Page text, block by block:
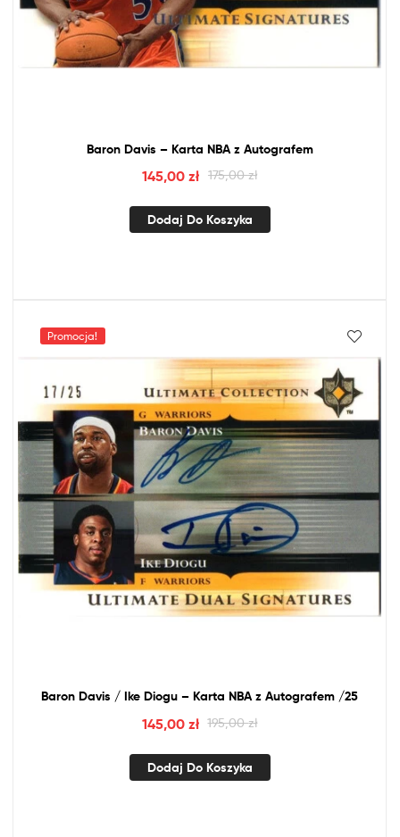
Baron Davis – Karta NBA zAutografem
175,00zł
145,00zł
Dodaj Do Koszyka
Promocja!
Baron Davis / Ike Diogu – Karta NBA z Autografem /25
195,00zł
145,00 zł
Dodaj Do Koszyka